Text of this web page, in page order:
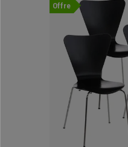
Offre